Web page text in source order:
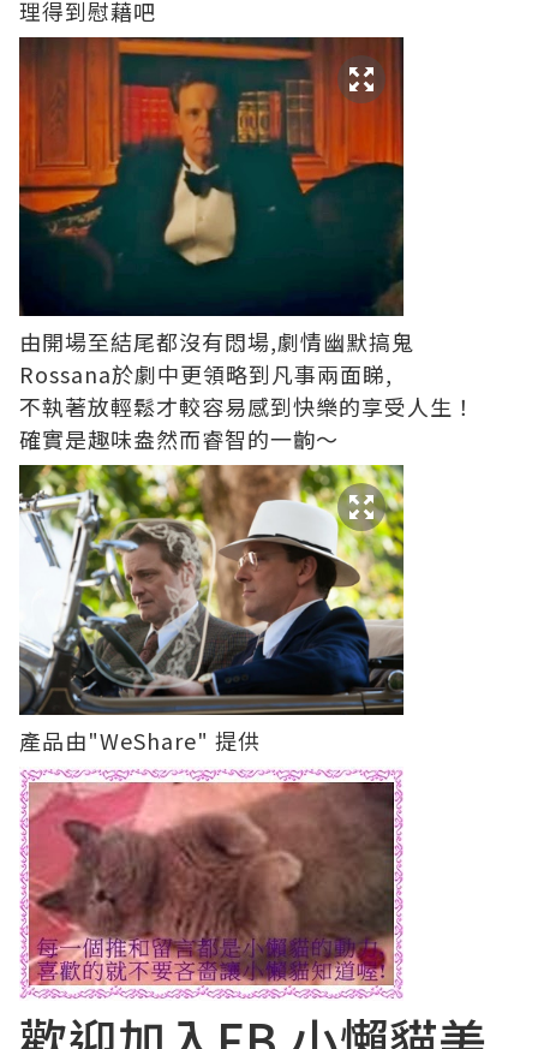
理得到慰藉吧
由開場至結尾都沒有悶場,劇情幽默搞鬼
Rossana於劇中更領略到凡事兩面睇,
不執著放輕鬆才較容易感到快樂的享受人生！
確實是趣味盎然而睿智的一齣～
產品由"WeShare" 提供